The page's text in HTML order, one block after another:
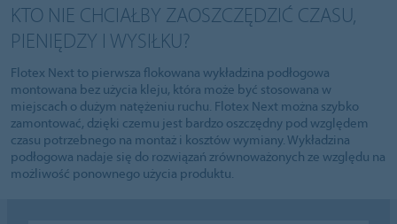
KTO NIE CHCIAŁBY ZAOSZCZĘDZIĆ CZASU,
PIENIĘDZY I WYSIŁKU?
Flotex Next to pierwsza flokowana wykładzina podłogowa
montowana bez użycia kleju, która może być stosowana w
miejscach o dużym natężeniu ruchu. Flotex Next można szybko
zamontować, dzięki czemu jest bardzo oszczędny pod względem
czasu potrzebnego na montaż i kosztów wymiany. Wykładzina
podłogowa nadaje się do rozwiązań zrównoważonych ze względu na
możliwość ponownego użycia produktu.